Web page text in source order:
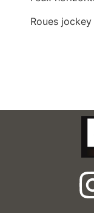
Roues jockey